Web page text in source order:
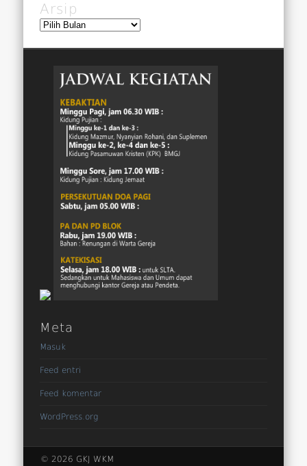
Arsip
Arsip
Meta
Masuk
Feed entri
Feed komentar
WordPress.org
© 2026 GKJ WKM